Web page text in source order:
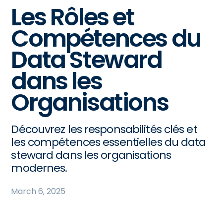
Les Rôles et
Compétences du
Data Steward
dans les
Organisations
Découvrez les responsabilités clés et
les compétences essentielles du data
steward dans les organisations
modernes.
March 6, 2025